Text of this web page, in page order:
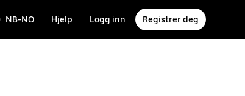
NB-NO Hjelp Logg inn Registrer deg